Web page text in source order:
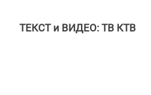
ТЕКСТ и ВИДЕО: ТВ КТВ